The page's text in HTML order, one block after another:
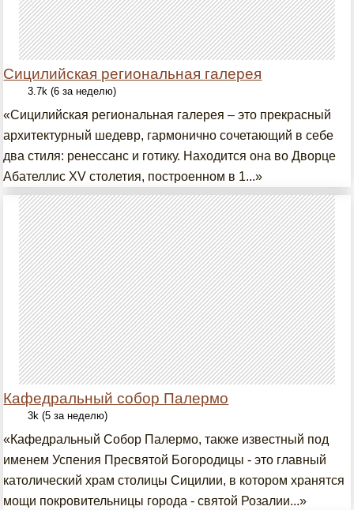
Сицилийская региональная галерея
3.7k (6 за неделю)
«Сицилийская региональная галерея – это прекрасный
архитектурный шедевр, гармонично сочетающий в себе
два стиля: ренессанс и готику. Находится она во Дворце
Абателлис XV столетия, построенном в 1...»
Кафедральный собор Палермо
3k (5 за неделю)
«Кафедральный Собор Палермо, также известный под
именем Успения Пресвятой Богородицы - это главный
католический храм столицы Сицилии, в котором хранятся
мощи покровительницы города - святой Розалии...»